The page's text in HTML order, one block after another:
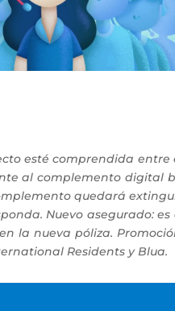
esté comprendida entre
al complemento digital
quedará
Nuevo asegurado: es
la nueva póliza.
Residents y Blua.